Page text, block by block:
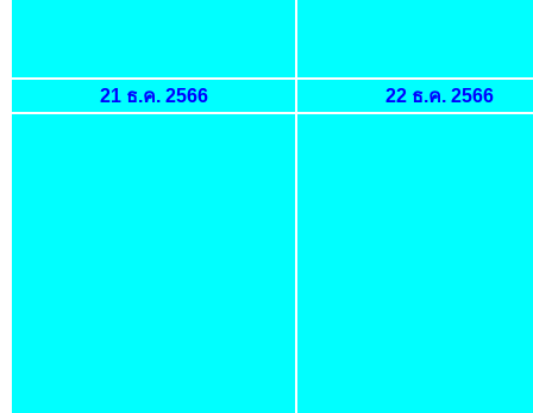
21 ธ.ค. 2566 22 ธ.ค. 2566